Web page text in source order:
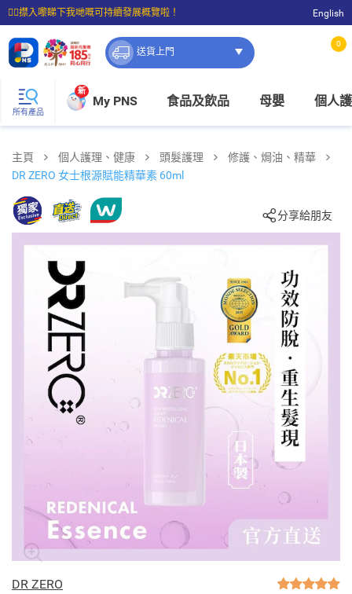
☝🏼㩒入嚟睇下我哋嘅可持續發展概覽啦！
⭐購物滿$399即享免費送貨；滿$100即可免費店取。
English
送貨上門
0
所有產品
新
My PNS 食品及飲品 母嬰 個人
主頁 個人護理、健康 頭髮護理
修護、焗油、精華
DR ZERO 女士根源賦能精華素 60ml
分享給朋友
DR ZERO